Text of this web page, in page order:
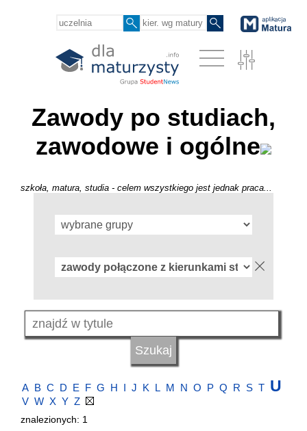
Zawody po studiach,
zawodowe i ogólne
szkoła, matura, studia - celem wszystkiego jest jednak praca...
A B C D E F G H I J K L M N O P Q R S T U
V W X Y Z
znalezionych: 1